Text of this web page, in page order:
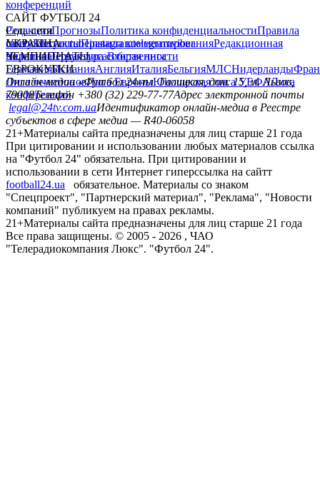
конференций
САЙТ ФУТБОЛ 24
РедакцияПрогнозыПолитика конфиденциальностиПравила
сайтуКонтактыПравила комментированияРедакционная
политикаСтруктура собственности
Соц. сети
facebookxyoutubeinstagramtelegramviber
УКРАИНА
УкраинаПервая лигаВторая лига
ЧЕМПИОНАТЫ
ГерманияИспанияАнглияИталияБельгияМЛСНидерланды
ЕВРОКУБКИ
Лига чемпионовЛига ЕвропыЮношеская лига УЕФАЛига
конференций
Онлайн-медиа «Футбол 24»пл. Галицкая, дом. 15, м. Львов,
79008Телефон +380 (32) 229-77-77Адрес электронной почты
legal@24tv.com.uaИдентификатор онлайн-медиа в Реестре
субъектов в сфере медиа — R40-06058
21+Материалы сайта предназначены для лиц старше 21 года
При цитировании и использовании любых материалов ссылка
на "Футбол 24" обязательна. При цитировании и
использовании в сети Интернет гиперссылка на сайтт
football24.ua
обязательное. Материалы со знаком
"Спецпроект", "Партнерский материал", "Реклама", "Новости
компаний" публикуем на правах рекламы.
21+Материалы сайта предназначены для лиц старше 21 года
Все права защищены. © 2005 - 2026 , ЧАО
"Телерадиокомпания Люкс". "Футбол 24".